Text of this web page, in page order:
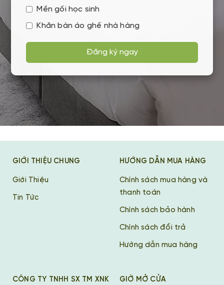
Mền gối học sinh
Khăn bàn áo ghế nhà hàng
Đăng ký ngay
GIỚI THIỆU CHUNG
Giới Thiệu
Tin Tức
HƯỚNG DẪN MUA HÀNG
Chính sách mua hàng và
thanh toán
Chính sách bảo hành
Chính sách đổi trả
Hướng dẫn mua hàng
CÔNG TY TNHH SX TM XNK
GIỜ MỞ CỬA